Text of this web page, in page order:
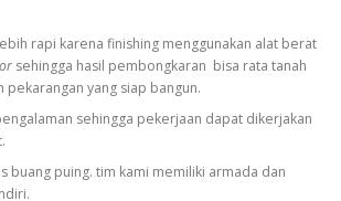
rapi karena finishing menggunakan alat berat
sehingga hasil pembongkaran bisa rata tanah
pekarangan yang siap bangun.
sehingga pekerjaan dapat dikerjakan
buang puing. tim kami memiliki armada dan